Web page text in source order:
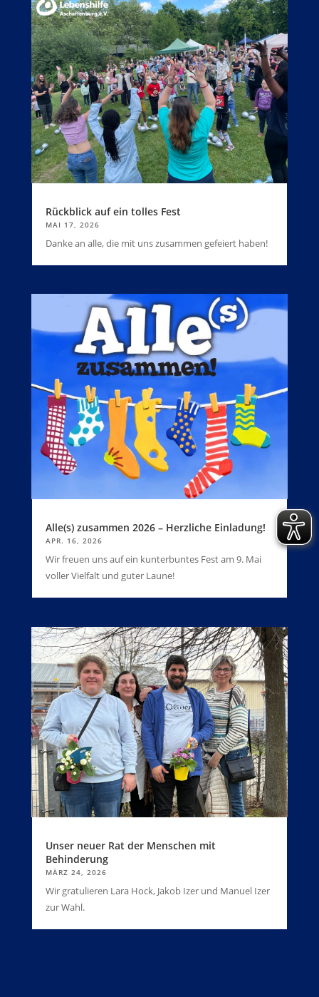
Rückblick auf ein tolles Fest
MAI 17, 2026
Danke an alle, die mit uns zusammen gefeiert haben!
Alle(s) zusammen 2026 – Herzliche Einladung!
APR. 16, 2026
Wir freuen uns auf ein kunterbuntes Fest am 9. Mai
voller Vielfalt und guter Laune!
Unser neuer Rat der Menschen mit
Behinderung
MÄRZ 24, 2026
Wir gratulieren Lara Hock, Jakob Izer und Manuel Izer
zur Wahl.